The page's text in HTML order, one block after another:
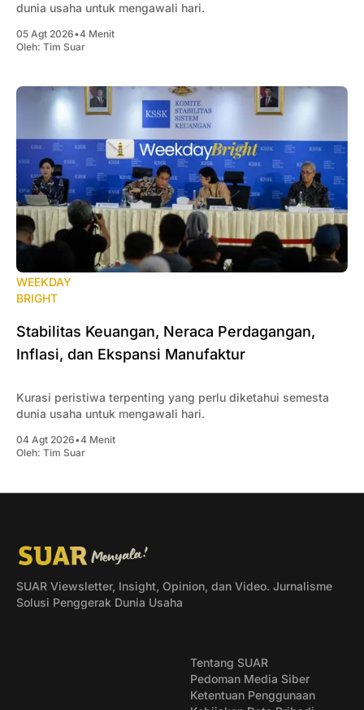
dunia usaha untuk mengawali hari.
05 Agt 2026•4 Menit
Oleh: Tim Suar
WEEKDAY
BRIGHT
Stabilitas Keuangan, Neraca Perdagangan,
Inflasi, dan Ekspansi Manufaktur
Kurasi peristiwa terpenting yang perlu diketahui semesta
dunia usaha untuk mengawali hari.
04 Agt 2026•4 Menit
Oleh: Tim Suar
SUAR Viewsletter, Insight, Opinion, dan Video. Jurnalisme
Solusi Penggerak Dunia Usaha
Tentang SUAR
Pedoman Media Siber
Ketentuan Penggunaan